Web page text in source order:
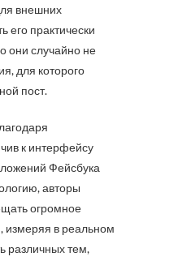
внешних
его практически
они случайно не
для которого
пост.
к интерфейсу
Фейсбука
авторы
огромное
измеряя в реальном
различных тем,